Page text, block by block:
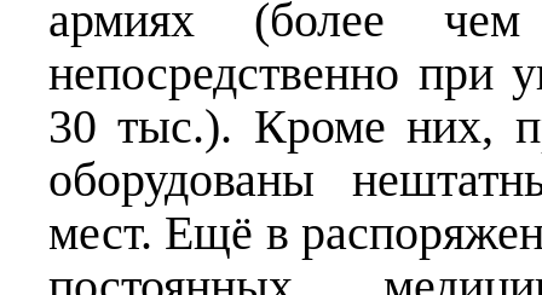
армиях (более
непосредственно при
30 тыс.). Кроме них,
оборудованы
мест. Ещё в